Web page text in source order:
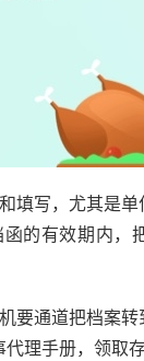
填写，尤其是
的有效期内，
通道把档案转
理手册，领取存